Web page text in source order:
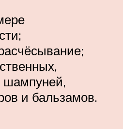
шампуней,
и бальзамов.